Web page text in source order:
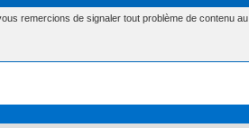
remercions de signaler tout problème de contenu au